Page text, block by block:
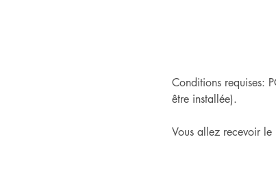
Conditions requises:
être installée).
Vous allez recevoir